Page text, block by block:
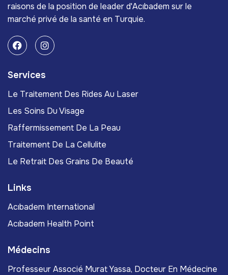
raisons de la position de leader d'Acıbadem sur le
marché privé de la santé en Turquie.
Services
Le Traitement Des Rides Au Laser
Les Soins Du Visage
Raffermissement De La Peau
Traitement De La Cellulite
Le Retrait Des Grains De Beauté
Links
Acıbadem International
Acıbadem Health Point
Médecins
Professeur Associé Murat Yassa, Docteur En Médecine